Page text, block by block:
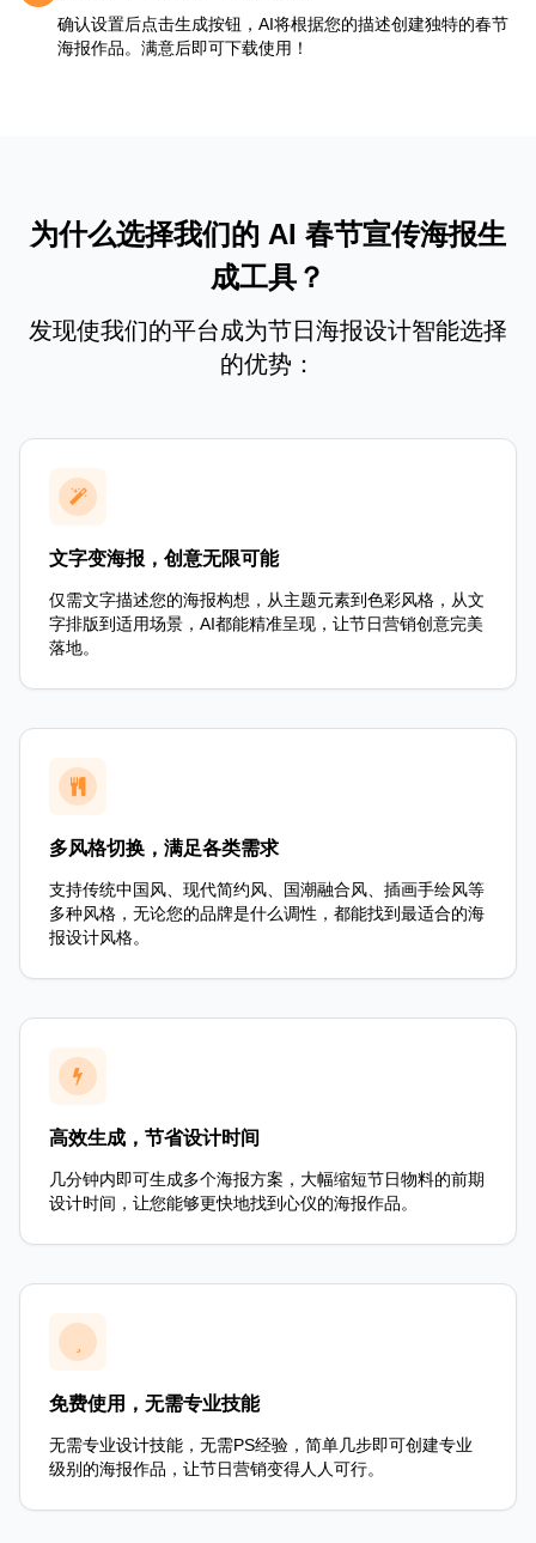
确认设置后点击生成按钮，AI将根据您的描述创建独特的春节
海报作品。满意后即可下载使用！
为什么选择我们的 AI 春节宣传海报生
成工具？
发现使我们的平台成为节日海报设计智能选择
的优势：
文字变海报，创意无限可能
仅需文字描述您的海报构想，从主题元素到色彩风格，从文
字排版到适用场景，AI都能精准呈现，让节日营销创意完美
落地。
多风格切换，满足各类需求
支持传统中国风、现代简约风、国潮融合风、插画手绘风等
多种风格，无论您的品牌是什么调性，都能找到最适合的海
报设计风格。
高效生成，节省设计时间
几分钟内即可生成多个海报方案，大幅缩短节日物料的前期
设计时间，让您能够更快地找到心仪的海报作品。
免费使用，无需专业技能
无需专业设计技能，无需PS经验，简单几步即可创建专业
级别的海报作品，让节日营销变得人人可行。